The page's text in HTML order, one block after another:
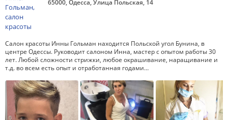
65000, Одесса, Улица Польская, 14
Салон красоты Инны Гольман находится Польской угол Бунина, в
центре Одессы. Руководит салоном Инна, мастер с опытом работы 30
лет. Любой сложности стрижки, любое окрашивание, наращивание и
т.д. во всем есть опыт и отработанная годами…